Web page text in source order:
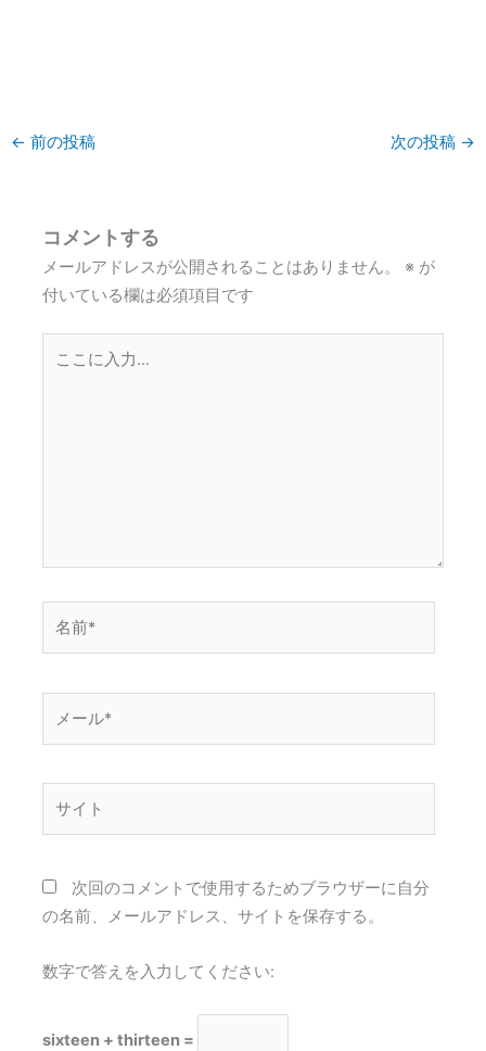
← 前の投稿 次の投稿 →
コメントする
メールアドレスが公開されることはありません。 ※ が
付いている欄は必須項目です
こ
*
次回のコメントで使用するためブラウザーに自分
の名前、メールアドレス、サイトを保存する。
数字で答えを入力してください:
sixteen + thirteen =